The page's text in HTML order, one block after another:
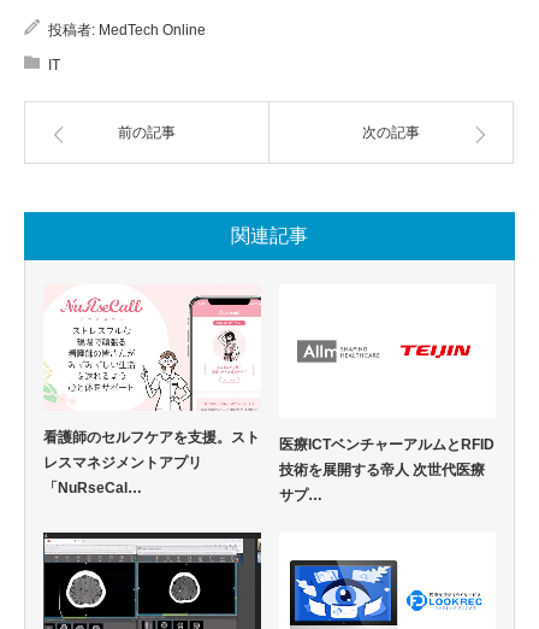
投稿者: MedTech Online
IT
前の記事 次の記事
関連記事
看護師のセルフケアを支援。スト
レスマネジメントアプリ
「NuRseCal…
医療ICTベンチャーアルムとRFID
技術を展開する帝人 次世代医療
サプ…